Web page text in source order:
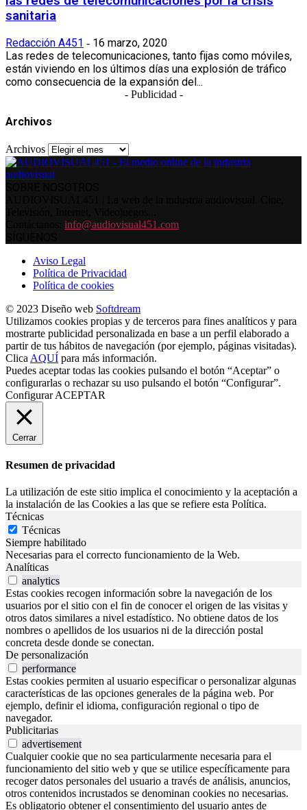
sanitaria
Redacción A451 - 16 marzo, 2020
Las redes de telecomunicaciones, tanto fijas como móviles,
están viviendo en los últimos días una explosión de tráfico
como consecuencia de la expansión del...
- Publicidad -
Archivos
Archivos
info@audiovisual451.com
Aviso Legal
Política de Privacidad
Política de cookies
© 2023 Diseño web Softdream
Utilizamos cookies propias y de terceros para fines analíticos y para
mostrarte publicidad personalizada en base a un perfil elaborado a
partir de tus hábitos de navegación (por ejemplo, páginas visitadas).
Clica AQUÍ para más información.
Puedes aceptar todas las cookies pulsando el botón “Aceptar” o
configurarlas o rechazar su uso pulsando el botón “Configurar”.
Configurar ACEPTAR
Cerrar
Resumen de privacidad
La utilización de este sitio implica el conocimiento y la aceptación a
la instalación de las Cookies a las que se refiere esta Política.
Técnicas
Técnicas
Siempre habilitado
Necesarias para el correcto funcionamiento de la Web.
Analíticas
analytics
Estas cookies recogen información sobre la navegación de los
usuarios por el sitio con el fin de conocer el origen de las visitas y
otros datos similares a nivel estadístico. No obtiene datos de los
nombres o apellidos de los usuarios ni de la dirección postal
concreta desde donde se conectan.
De personalización
performance
Estas cookies permiten al usuario especificar o personalizar algunas
características de las opciones generales de la página web. Por
ejemplo, definir el idioma, configuración regional o tipo de
navegador.
Publicitarias
advertisement
Cualquier cookie que no sea particularmente necesaria para el
funcionamiento del sitio web y que se utilice específicamente para
recoger datos personales del usuario a través de análisis, anuncios,
otros contenidos incrustados se denominan cookies no necesarias.
Es obligatorio obtener el consentimiento del usuario antes de